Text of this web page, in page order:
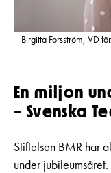
Birgitta Forsström, VD
En miljon
– Svenska
Stiftelsen BMR har
under